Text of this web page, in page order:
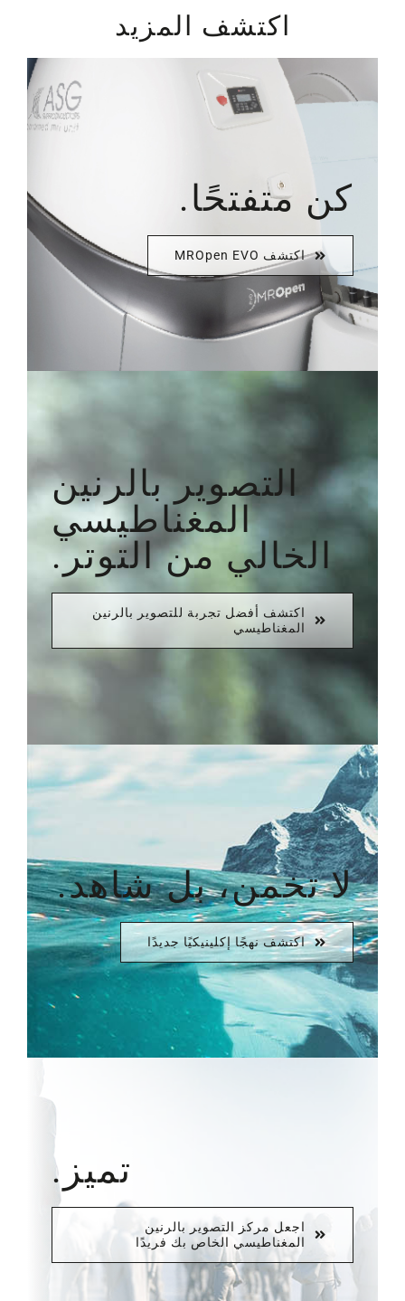
اكتشف المزيد
كن متفتحًا.
اكتشف MROpen EVO
التصوير بالرنين
المغناطيسي
الخالي من التوتر.
اكتشف أفضل تجربة للتصوير بالرنين
المغناطيسي
لا تخمن، بل شاهد.
اكتشف نهجًا إكلينيكيًا جديدًا
تميز.
اجعل مركز التصوير بالرنين
المغناطيسي الخاص بك فريدًا